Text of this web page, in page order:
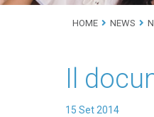
HOME NEWS
Il
15 Set2014